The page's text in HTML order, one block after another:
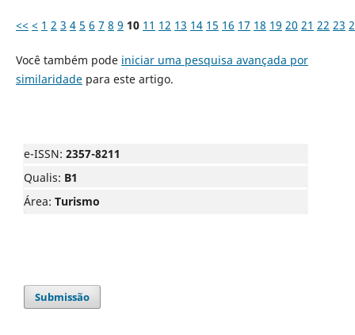
<< < 1 2 3 4 5 6 7 8 9 10 11 12 13 14 15 16 17 18 19 20 21 22 23
Você também pode iniciar uma pesquisa avançada por
similaridadepara este artigo.
e-ISSN: 2357-8211
Qualis: B1
Área: Turismo
Submissão